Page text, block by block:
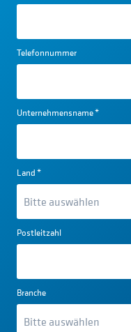
Telefonnummer
Unternehmensname*
Land*
Postleitzahl
Branche